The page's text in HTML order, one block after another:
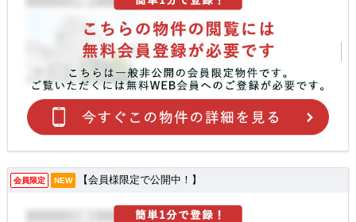
会員限定 NEW 【会員様限定で公開中！】